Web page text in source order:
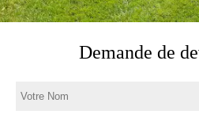
Demande de